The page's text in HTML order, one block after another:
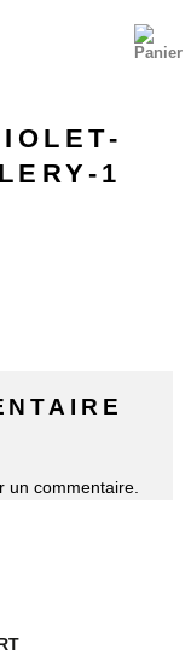
1
un commentaire.